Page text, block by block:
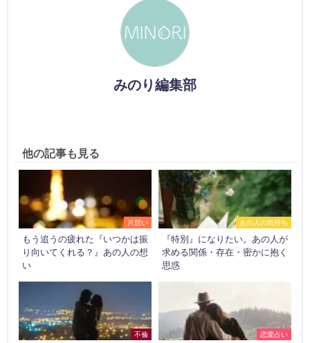
みのり編集部
他の記事も見る
片想い
もう追うの疲れた『いつかは振
り向いてくれる？』あの人の想
い
あの人の気持ち
『特別』になりたい。あの人が
求める関係・存在・密かに抱く
思惑
不倫 恋愛占い